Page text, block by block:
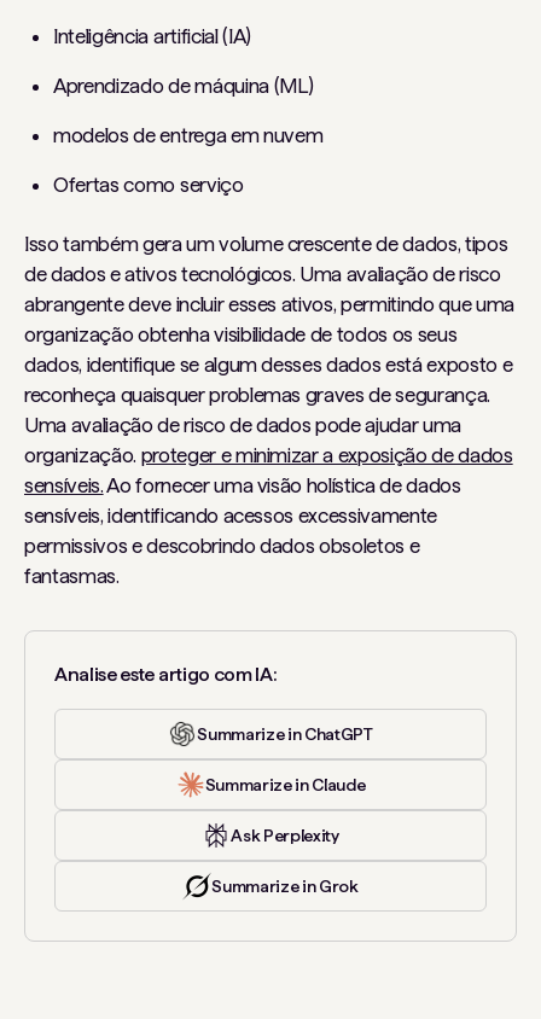
Inteligência artificial (IA)
Aprendizado de máquina (ML)
modelos de entrega em nuvem
Ofertas como serviço
Isso também gera um volume crescente de dados, tipos
de dados e ativos tecnológicos. Uma avaliação de risco
abrangente deve incluir esses ativos, permitindo que uma
organização obtenha visibilidade de todos os seus
dados, identifique se algum desses dados está exposto e
reconheça quaisquer problemas graves de segurança.
Uma avaliação de risco de dados pode ajudar uma
organização. proteger e minimizar a exposição de dados
sensíveis.Ao fornecer uma visão holística de dados
sensíveis, identificando acessos excessivamente
permissivos e descobrindo dados obsoletos e
fantasmas.
Analise este artigo com IA:
Summarize in ChatGPT
Summarize in Claude
Ask Perplexity
Summarize in Grok